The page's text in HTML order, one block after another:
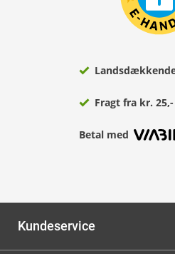
Fragt fra kr. 25,-
Betal med
Kundeservice